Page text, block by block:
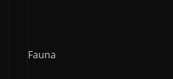
Fauna